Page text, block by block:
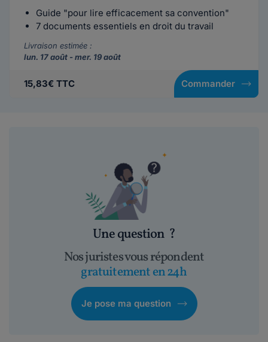
Guide "pour lire efficacement sa convention"
7 documents essentiels en droit du travail
Livraison estimée :
lun. 17 août - mer. 19 août
15,83€ TTC Commander
Une question ?
Nos juristes vous répondent
gratuitement en 24h
Je pose ma question